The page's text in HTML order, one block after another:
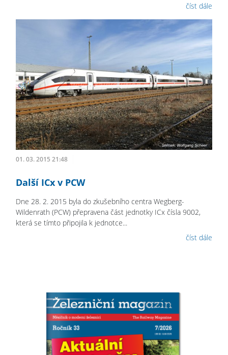
číst dále
01. 03. 2015 21:48
Další ICx v PCW
Dne 28. 2. 2015 byla do zkušebního centra Wegberg-
Wildenrath (PCW) přepravena část jednotky ICx čísla 9002,
která se tímto připojila k jednotce...
číst dále